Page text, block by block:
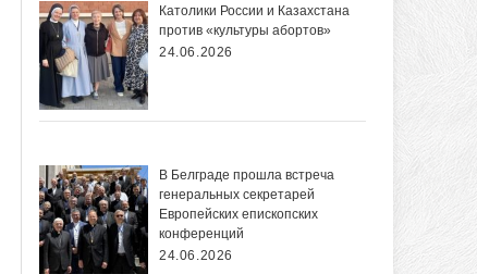
Католики России и Казахстана
против «культуры абортов»
24.06.2026
В Белграде прошла встреча
генеральных секретарей
Европейских епископских
конференций
24.06.2026